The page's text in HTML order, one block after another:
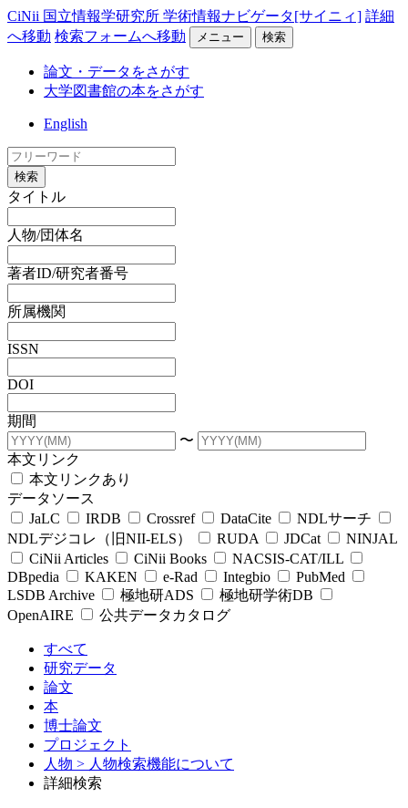
CiNii 国立情報学研究所 学術情報ナビゲータ[サイニィ] 詳細
へ移動 検索フォームへ移動 メニュー 検索
論文・データをさがす
大学図書館の本をさがす
English
検索
タイトル
人物/団体名
著者ID/研究者番号
所属機関
ISSN
DOI
期間
〜
本文リンク
本文リンクあり
データソース
JaLC
IRDB Crossref DataCite
NDLサーチ
NDLデジコレ（旧NII-ELS）
RUDA JDCat
NINJAL
CiNii Articles
CiNii Books
NACSIS-CAT/ILL
DBpedia
KAKEN e-Rad Integbio
PubMed
LSDB Archive
極地研ADS
極地研学術DB
OpenAIRE
公共データカタログ
すべて
研究データ
論文
本
博士論文
プロジェクト
人物 > 人物検索機能について
詳細検索